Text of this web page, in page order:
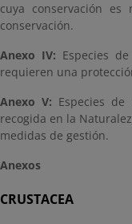
cuya conservación es
conservación.
Anexo IV: Especies
requieren una
Anexo V: Especies
recogida en la
medidas de gestión.
Anexos
CRUSTACEA